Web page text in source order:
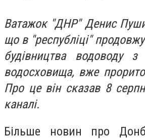
Ватажок "ДНР" Денис
що в "республіці"
будівництва водоводу з
водосховища, вже
Про це він сказав 8
каналі.
Більше новин про